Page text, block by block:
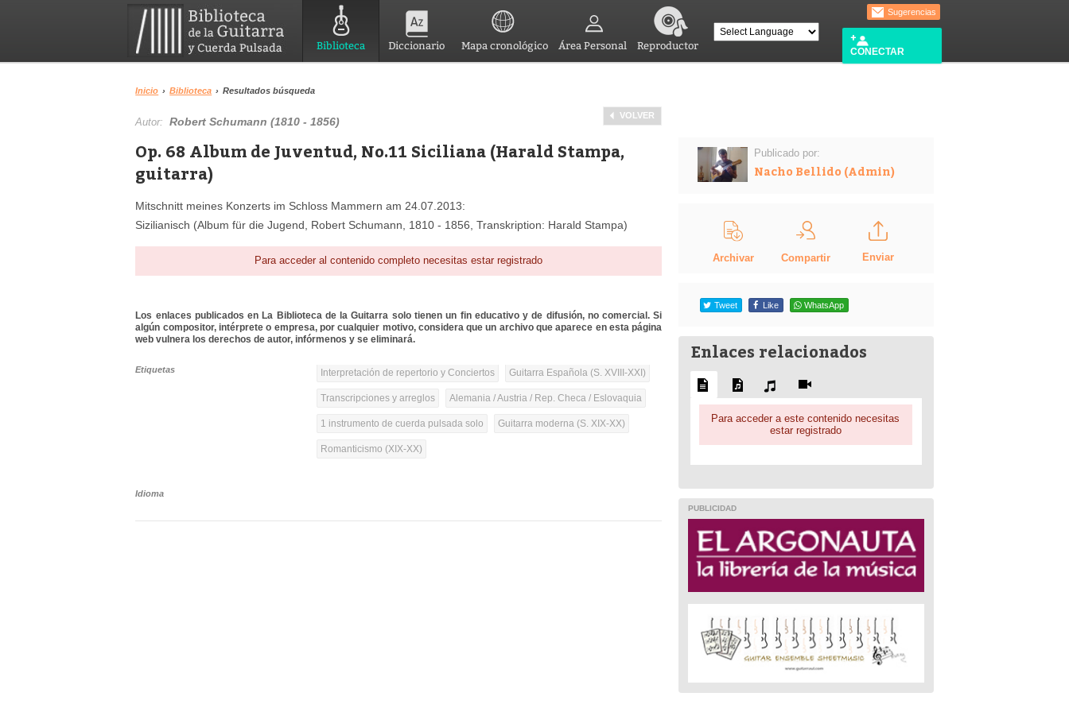
Biblioteca Diccionario Mapa cronológico Área Personal Reproductor
Sugerencias
CONECTAR
Inicio › Biblioteca › Resultados búsqueda
VOLVER
Autor:Robert Schumann (1810 - 1856)
Op. 68 Album de Juventud, No.11 Siciliana (Harald Stampa,
guitarra)
Mitschnitt meines Konzerts im Schloss Mammern am 24.07.2013:
Sizilianisch (Album für die Jugend, Robert Schumann, 1810 - 1856, Transkription: Harald Stampa)
Para acceder al contenido completo necesitas estar registrado
Los enlaces publicados en La Biblioteca de la Guitarra solo tienen un fin educativo y de difusión, no comercial. Si
algún compositor, intérprete o empresa, por cualquier motivo, considera que un archivo que aparece en esta página
web vulnera los derechos de autor, infórmenos y se eliminará.
Etiquetas Interpretación de repertorio y Conciertos Guitarra Española (S. XVIII-XXI)
Transcripciones y arreglos Alemania / Austria / Rep. Checa / Eslovaquia
1 instrumento de cuerda pulsada solo Guitarra moderna (S. XIX-XX)
Romanticismo (XIX-XX)
Idioma
Publicado por:
Nacho Bellido (Admin)
Archivar Compartir Enviar
Tweet Like WhatsApp
Enlaces relacionados
Para acceder a este contenido necesitas
estar registrado
PUBLICIDAD